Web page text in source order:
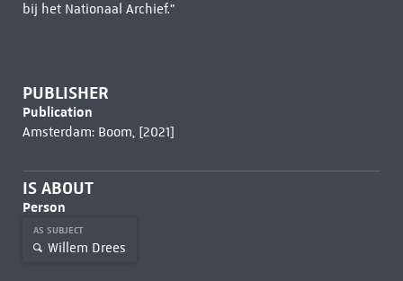
bij het Nationaal Archief."
PUBLISHER
Publication
Amsterdam: Boom, [2021]
IS ABOUT
Person
AS SUBJECT
Willem Drees